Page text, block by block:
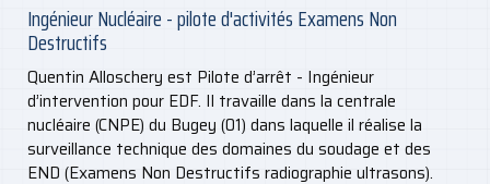
Ingénieur Nucléaire - pilote d'activités Examens Non
Destructifs
Quentin Alloschery est Pilote d’arrêt - Ingénieur
d’intervention pour EDF. Il travaille dans la centrale
nucléaire (CNPE) du Bugey (01) dans laquelle il réalise la
surveillance technique des domaines du soudage et des
END (Examens Non Destructifs radiographie ultrasons).